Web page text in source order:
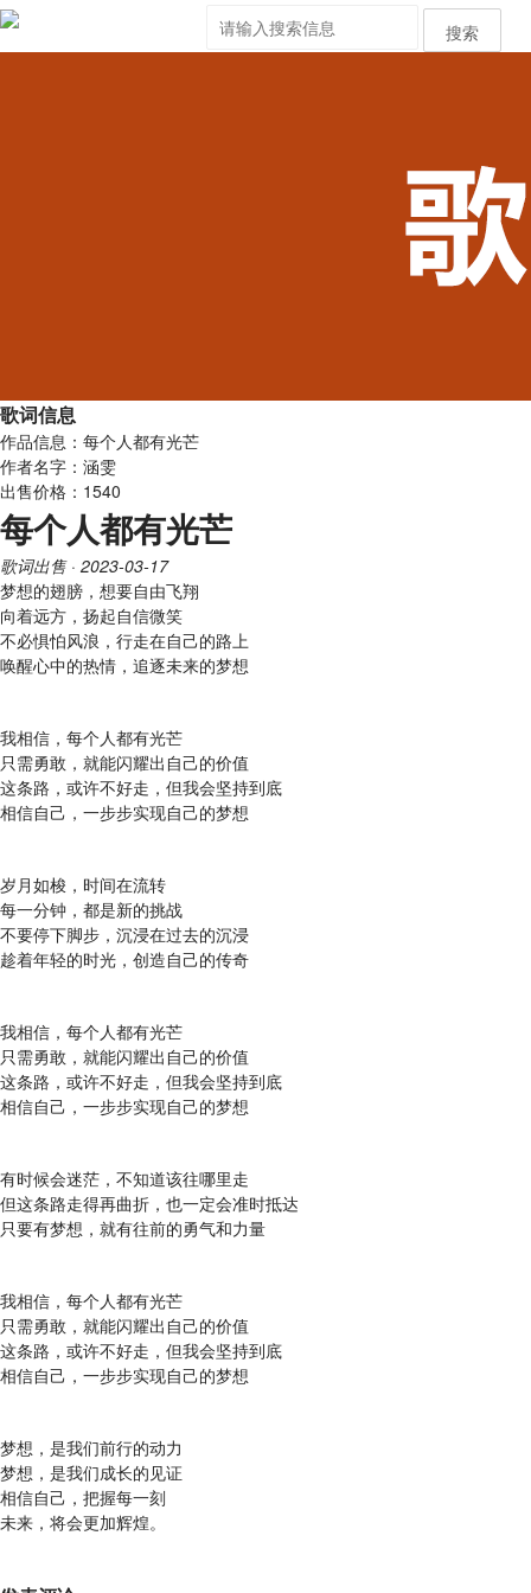
搜索
歌词信息
作品信息：每个人都有光芒
作者名字：涵雯
出售价格：1540
每个人都有光芒
歌词出售· 2023-03-17
梦想的翅膀，想要自由飞翔
向着远方，扬起自信微笑
不必惧怕风浪，行走在自己的路上
唤醒心中的热情，追逐未来的梦想
我相信，每个人都有光芒
只需勇敢，就能闪耀出自己的价值
这条路，或许不好走，但我会坚持到底
相信自己，一步步实现自己的梦想
岁月如梭，时间在流转
每一分钟，都是新的挑战
不要停下脚步，沉浸在过去的沉浸
趁着年轻的时光，创造自己的传奇
我相信，每个人都有光芒
只需勇敢，就能闪耀出自己的价值
这条路，或许不好走，但我会坚持到底
相信自己，一步步实现自己的梦想
有时候会迷茫，不知道该往哪里走
但这条路走得再曲折，也一定会准时抵达
只要有梦想，就有往前的勇气和力量
我相信，每个人都有光芒
只需勇敢，就能闪耀出自己的价值
这条路，或许不好走，但我会坚持到底
相信自己，一步步实现自己的梦想
梦想，是我们前行的动力
梦想，是我们成长的见证
相信自己，把握每一刻
未来，将会更加辉煌。